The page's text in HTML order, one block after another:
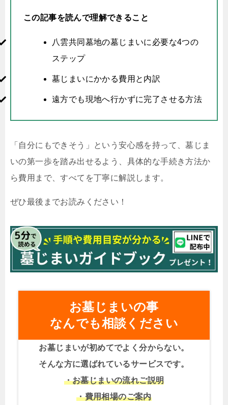
この記事を読んで理解できること
八雲共同墓地の墓じまいに必要な4つの
ステップ
墓じまいにかかる費用と内訳
遠方でも現地へ行かずに完了させる方法
「自分にもできそう」という安心感を持って、墓じま
いの第一歩を踏み出せるよう、具体的な手続き方法か
ら費用まで、すべてを丁寧に解説します。
ぜひ最後までお読みください！
お墓じまいの事
なんでも相談ください
お墓じまいが初めてでよく分からない。
そんな方に選ばれているサービスです。
・お墓じまいの流れご説明
・費用相場のご案内